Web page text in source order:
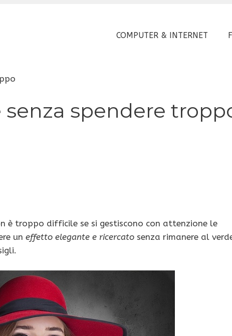
COMPUTER & INTERNET
spendere
è troppo difficile se si gestiscono con attenzione le
un effetto elegante e ricercato senza rimanere al